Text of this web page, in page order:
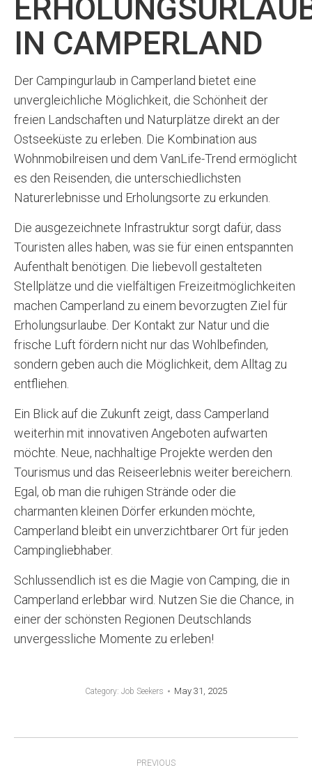
IN CAMPERLAND
Der Campingurlaub in Camperland bietet eine
unvergleichliche Möglichkeit, die Schönheit der
freien Landschaften und Naturplätze direkt an der
Ostseeküste zu erleben. Die Kombination aus
Wohnmobilreisen und dem VanLife-Trend ermöglicht
es den Reisenden, die unterschiedlichsten
Naturerlebnisse und Erholungsorte zu erkunden.
Die ausgezeichnete Infrastruktur sorgt dafür, dass
Touristen alles haben, was sie für einen entspannten
Aufenthalt benötigen. Die liebevoll gestalteten
Stellplätze und die vielfältigen Freizeitmöglichkeiten
machen Camperland zu einem bevorzugten Ziel für
Erholungsurlaube. Der Kontakt zur Natur und die
frische Luft fördern nicht nur das Wohlbefinden,
sondern geben auch die Möglichkeit, dem Alltag zu
entfliehen.
Ein Blick auf die Zukunft zeigt, dass Camperland
weiterhin mit innovativen Angeboten aufwarten
möchte. Neue, nachhaltige Projekte werden den
Tourismus und das Reiseerlebnis weiter bereichern.
Egal, ob man die ruhigen Strände oder die
charmanten kleinen Dörfer erkunden möchte,
Camperland bleibt ein unverzichtbarer Ort für jeden
Campingliebhaber.
Schlussendlich ist es die Magie von Camping, die in
Camperland erlebbar wird. Nutzen Sie die Chance, in
einer der schönsten Regionen Deutschlands
unvergessliche Momente zu erleben!
Category: Job Seekers May 31, 2025
PREVIOUS